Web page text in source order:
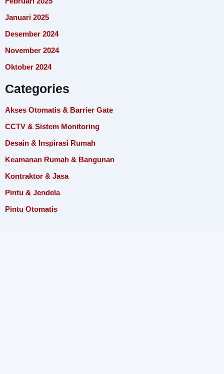
Januari 2025
Desember 2024
November 2024
Oktober 2024
Categories
Akses Otomatis & Barrier Gate
CCTV & Sistem Monitoring
Desain & Inspirasi Rumah
Keamanan Rumah & Bangunan
Kontraktor & Jasa
Pintu & Jendela
Pintu Otomatis